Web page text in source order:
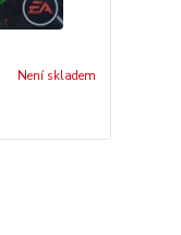
Není skladem